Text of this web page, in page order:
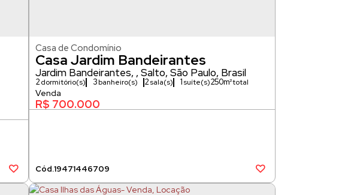
Casa Jardim Bandeirantes
Casa de Condomínio
R$ 700.000
19471446709
Jardim Bandeirantes ,Salto,São Paulo, Brasil
2dormitório(s) 3banheiro(s) 2sala(s) 1 suíte(s)250m²
181m²